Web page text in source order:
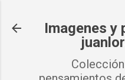
Imagenes y